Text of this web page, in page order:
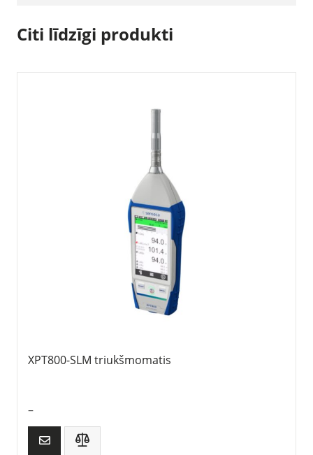
Citi līdzīgi produkti
XPT800-SLM triukšmomatis
–